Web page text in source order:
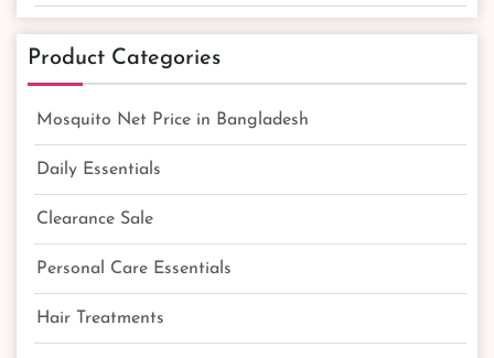
Product Categories
Mosquito Net Price in Bangladesh
Daily Essentials
Clearance Sale
Personal Care Essentials
Hair Treatments